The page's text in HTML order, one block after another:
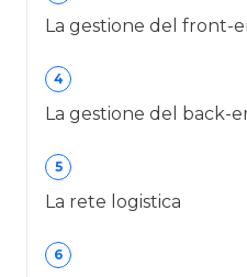
La gestione del front-
4
La gestione del back-
5
La rete logistica
6